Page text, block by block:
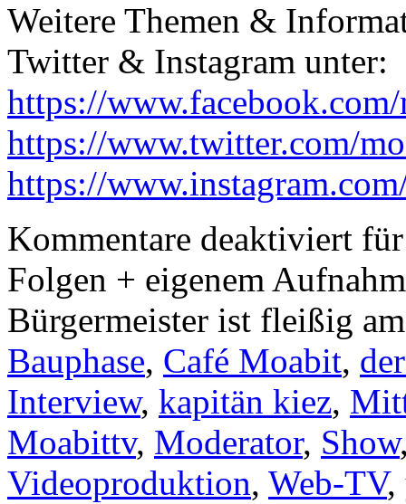
Weitere Themen &
Twitter & Instagram unter:
https://
https://www.twitter.com/
https://
Kommentare deaktiviert
Folgen + eigenem
Bürgermeister ist fleißig
Bauphase, Café Moabit,
Interview, kapitän kiez,
Moabittv, Moderator, Show
Videoproduktion, Web-TV,